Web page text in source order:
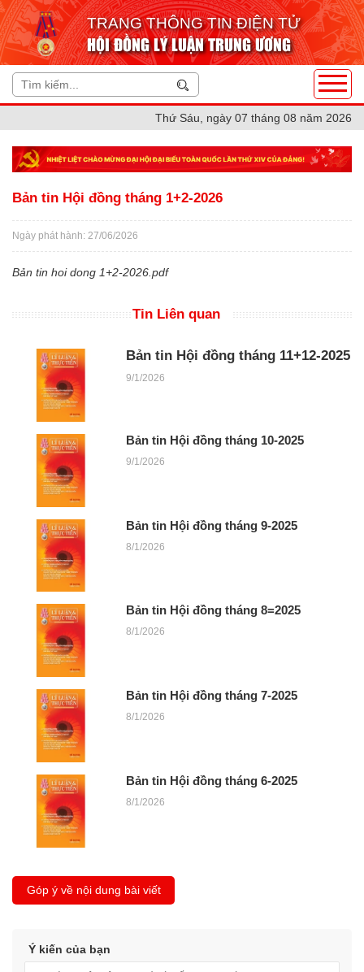
TRANG THÔNG TIN ĐIỆN TỬ
HỘI ĐỒNG LÝ LUẬN TRUNG ƯƠNG
Thứ Sáu, ngày 07 tháng 08 năm 2026
Bản tin Hội đồng tháng 1+2-2026
Ngày phát hành: 27/06/2026
Bản tin hoi dong 1+2-2026.pdf
Tin Liên quan
Bản tin Hội đồng tháng 11+12-2025
9/1/2026
Bản tin Hội đồng tháng 10-2025
9/1/2026
Bản tin Hội đồng tháng 9-2025
8/1/2026
Bản tin Hội đồng tháng 8=2025
8/1/2026
Bản tin Hội đồng tháng 7-2025
8/1/2026
Bản tin Hội đồng tháng 6-2025
8/1/2026
Góp ý về nội dung bài viết
Ý kiến của bạn